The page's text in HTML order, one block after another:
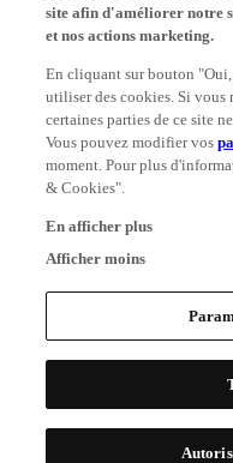
site afin d'améliorer notre
et nos actions marketing.
En cliquant sur bouton
utiliser des cookies. Si vous
certaines parties de ce site
Vous pouvez modifier vos
moment. Pour plus
& Cookies".
En afficher plus
Afficher moins